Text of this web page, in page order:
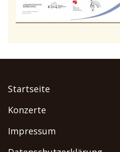
Startseite
Konzerte
Impressum